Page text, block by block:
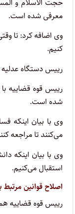
معرفی شده است.
وی اضافه کرد: تا
کنیم.
رییس دستگاه
رییس قوه قضاییه
شده است.
وی با بیان اینکه
می‌کنند تا مراجعه
وی با بیان اینکه
استقبال می‌کنیم.
اصلاح قوانین
رییس قوه قضاییه